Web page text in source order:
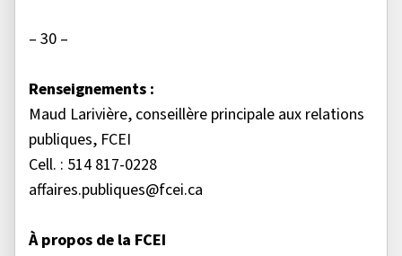
– 30 –
Renseignements :
Maud Larivière, conseillère principale aux relations
publiques, FCEI
Cell. : 514 817-0228
affaires.publiques@fcei.ca
À propos de la FCEI